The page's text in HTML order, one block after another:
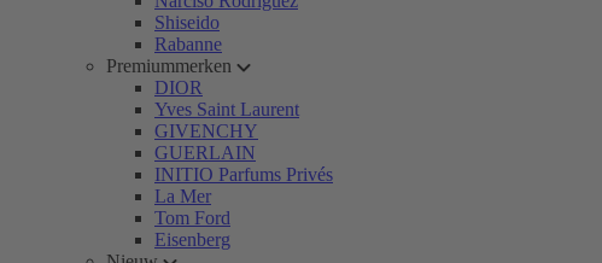
Shiseido
Rabanne
Premiummerken
DIOR
Yves Saint Laurent
GIVENCHY
GUERLAIN
INITIO Parfums Privés
La Mer
Tom Ford
Eisenberg